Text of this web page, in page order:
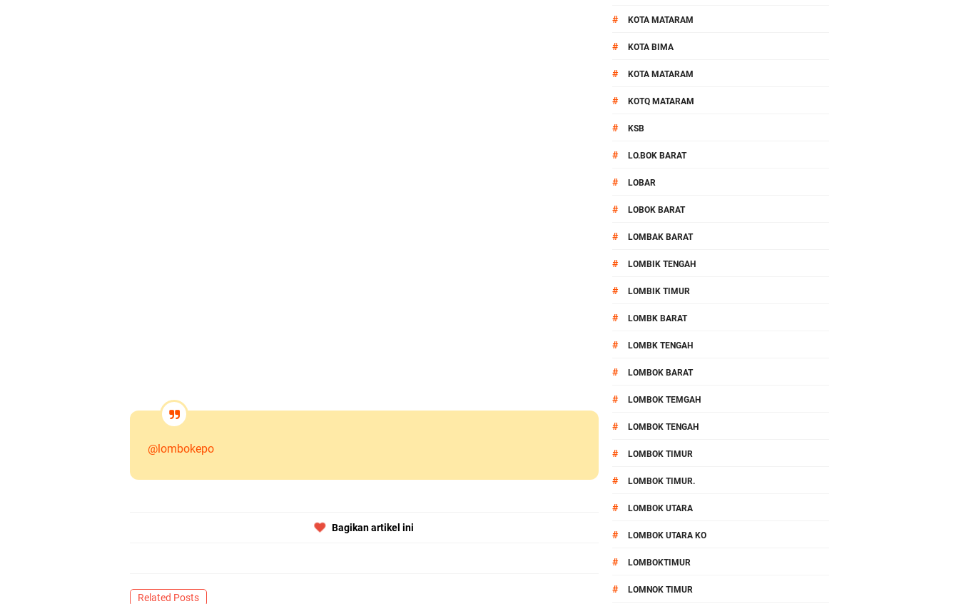
@lombokepo
Bagikan artikel ini
Related Posts
# KOTA MATARAM
# KOTA BIMA
# KOTA MATARAM
# KOTQ MATARAM
# KSB
# LO.BOK BARAT
# LOBAR
# LOBOK BARAT
# LOMBAK BARAT
# LOMBIK TENGAH
# LOMBIK TIMUR
# LOMBK BARAT
# LOMBK TENGAH
# LOMBOK BARAT
# LOMBOK TEMGAH
# LOMBOK TENGAH
# LOMBOK TIMUR
# LOMBOK TIMUR.
# LOMBOK UTARA
# LOMBOK UTARA KO
# LOMBOKTIMUR
# LOMNOK TIMUR